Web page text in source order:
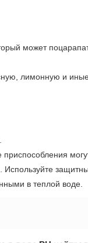
может
лимонную и
в теплой воде.